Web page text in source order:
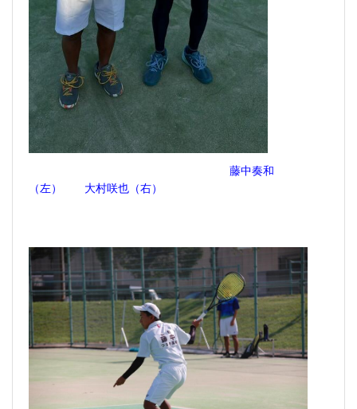
藤中奏和
（左） 大村咲也（右）